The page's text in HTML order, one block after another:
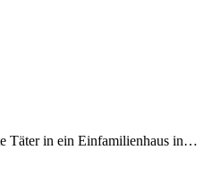
Täter in ein Einfamilienhaus in…